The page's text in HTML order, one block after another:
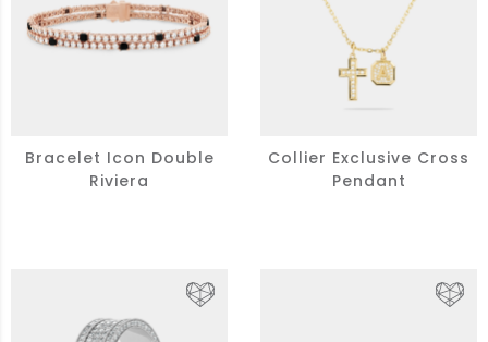
Bracelet Icon Double
Riviera
Collier Exclusive Cross
Pendant